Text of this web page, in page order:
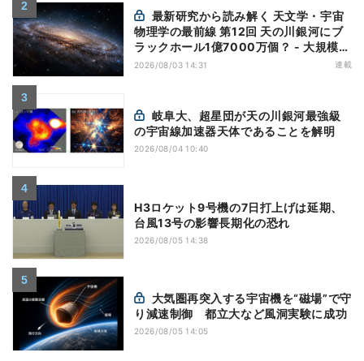
物理学の最前線 第12回 天の川銀河にブ
ラックホール1億7000万個？ - 大規模計
算が描くその分布
2026/08/03 14:31 連載
の宇宙線加速器天体であることを解明
2026/08/04 10:40
H3ロケット9号機の7日打上げは延期、
台風13号の影響長期化の恐れ
2026/08/05 14:38
り減速制御 都立大など風洞実験に成功
2026/08/05 14:05